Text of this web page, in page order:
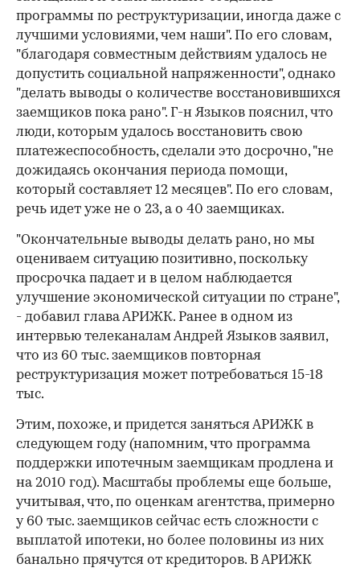
программы по реструктуризации, иногда даже с
лучшими условиями, чем наши". По его словам,
"благодаря совместным действиям удалось не
допустить социальной напряженности", однако
"делать выводы о количестве восстановившихся
заемщиков пока рано". Г-н Языков пояснил, что
люди, которым удалось восстановить свою
платежеспособность, сделали это досрочно, "не
дожидаясь окончания периода помощи,
который составляет 12 месяцев". По его словам,
речь идет уже не о 23, а о 40 заемщиках.
"Окончательные выводы делать рано, но мы
оцениваем ситуацию позитивно, поскольку
просрочка падает и в целом наблюдается
улучшение экономиче­ской ситуации по стране",
- добавил глава АРИЖК. Ранее в одном из
интервью телеканалам Андрей Языков заявил,
что из 60 тыс. заемщиков повторная
реструктуризация может по­требоваться 15-18
тыс.
Этим, похоже, и придется заняться АРИЖК в
следующем году (напомним, что программа
поддержки ипотечным заемщикам продлена и
на 2010 год). Масш­табы проблемы еще больше,
учитывая, что, по оценкам агентства, примерно
у 60 тыс. заемщиков сейчас есть сложности с
выплатой ипотеки, но более половины из них
банально прячутся от кредиторов. В АРИЖК